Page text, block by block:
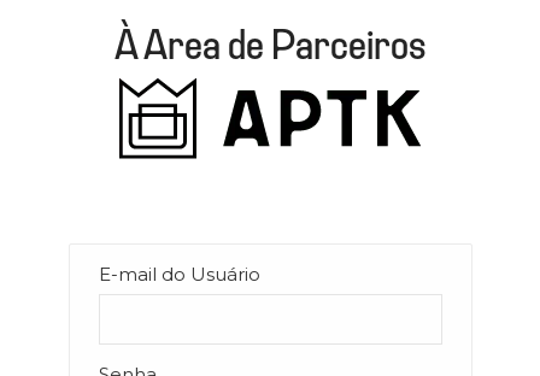
À Area de Parceiros
E-mail do Usuário